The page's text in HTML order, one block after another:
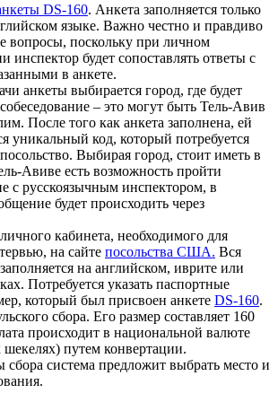
DS-160. Анкета заполняется только
языке. Важно честно и правдиво
вопросы, поскольку при личном
инспектор будет сопоставлять ответы с
в анкете.
анкеты выбирается город, где будет
– это могут быть Тель-Авив
После того как анкета заполнена, ей
уникальный код, который потребуется
Выбирая город, стоит иметь в
Авиве есть возможность пройти
с русскоязычным инспектором, в
будет происходить через
кабинета, необходимого для
на сайте посольства США. Вся
на английском, иврите или
Потребуется указать паспортные
который был присвоен анкете DS-160.
сбора. Его размер составляет 160
происходит в национальной валюте
шекелях) путем конвертации.
сбора система предложит выбрать место и